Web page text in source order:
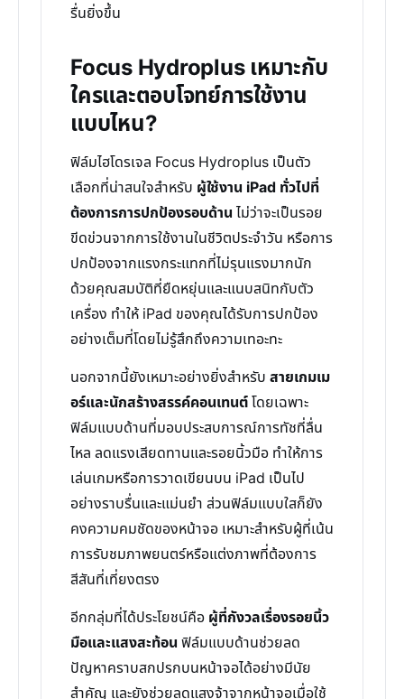
รื่นยิ่งขึ้น
Focus Hydroplus เหมาะกับ
ใครและตอบโจทย์การใช้งาน
แบบไหน?
ฟิล์มไฮโดรเจล Focus Hydroplus เป็นตัว
เลือกที่น่าสนใจสำหรับ ผู้ใช้งาน iPad ทั่วไปที่
ต้องการการปกป้องรอบด้าน ไม่ว่าจะเป็นรอย
ขีดข่วนจากการใช้งานในชีวิตประจำวัน หรือการ
ปกป้องจากแรงกระแทกที่ไม่รุนแรงมากนัก
ด้วยคุณสมบัติที่ยืดหยุ่นและแนบสนิทกับตัว
เครื่อง ทำให้ iPad ของคุณได้รับการปกป้อง
อย่างเต็มที่โดยไม่รู้สึกถึงความเทอะทะ
นอกจากนี้ยังเหมาะอย่างยิ่งสำหรับ สายเกมเม
อร์และนักสร้างสรรค์คอนเทนต์โดยเฉพาะ
ฟิล์มแบบด้านที่มอบประสบการณ์การทัชที่ลื่น
ไหล ลดแรงเสียดทานและรอยนิ้วมือ ทำให้การ
เล่นเกมหรือการวาดเขียนบน iPad เป็นไป
อย่างราบรื่นและแม่นยำ ส่วนฟิล์มแบบใสก็ยัง
คงความคมชัดของหน้าจอ เหมาะสำหรับผู้ที่เน้น
การรับชมภาพยนตร์หรือแต่งภาพที่ต้องการ
สีสันที่เที่ยงตรง
อีกกลุ่มที่ได้ประโยชน์คือ ผู้ที่กังวลเรื่องรอยนิ้ว
มือและแสงสะท้อน ฟิล์มแบบด้านช่วยลด
ปัญหาคราบสกปรกบนหน้าจอได้อย่างมีนัย
สำคัญ และยังช่วยลดแสงจ้าจากหน้าจอเมื่อใช้